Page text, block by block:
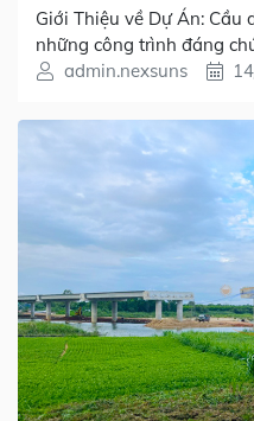
Giới Thiệu về Dự Án: Cầu
những công trình đáng
admin.nexsuns